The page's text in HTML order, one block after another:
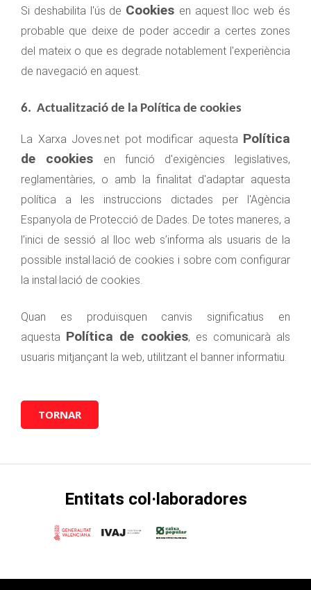
Si deshabilita l'ús de Cookies en aquest lloc web és
probable que deixe de poder accedir a certes zones
del mateix o que es degrade notablement l'experiència
de navegació en aquest.
6. Actualització de la Política de cookies
La Xarxa Joves.net pot modificar aquesta Política
de cookies
en funció d'exigències legislatives,
reglamentàries, o amb la finalitat d'adaptar aquesta
política a les instruccions dictades per l'Agència
Espanyola de Protecció de Dades. De totes maneres, a
l’inici de sessió al lloc web s’informa als usuaris de la
possible instal·lació de cookies i sobre com configurar
la instal·lació de cookies.
Quan es produïsquen canvis significatius en
aquesta Política de cookies, es comunicarà als
usuaris mitjançant la web, utilitzant el banner informatiu.
TORNAR
Entitats col·laboradores